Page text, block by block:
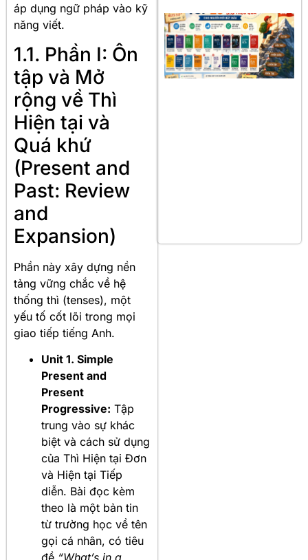
áp dụng ngữ pháp vào kỹ
năng viết.
1.1. Phần I: Ôn
tập và Mở
rộng về Thì
Hiện tại và
Quá khứ
(Present and
Past: Review
and
Expansion)
Phần này xây dựng nền
tảng vững chắc về hệ
thống thì (tenses), một
yếu tố cốt lõi trong mọi
giao tiếp tiếng Anh.
Unit 1. Simple
Present and
Present
Progressive: Tập
trung vào sự khác
biệt và cách sử dụng
của Thì Hiện tại Đơn
và Hiện tại Tiếp
diễn. Bài đọc kèm
theo là một bản tin
từ trường học về tên
gọi cá nhân, có tiêu
đề “What’s in a